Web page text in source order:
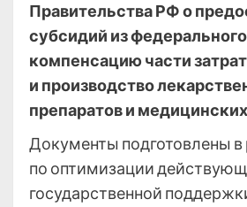
Правительства РФ о
субсидий из
компенсацию части
и производство
препаратов и
Документы подготовлены
по оптимизации
государственной